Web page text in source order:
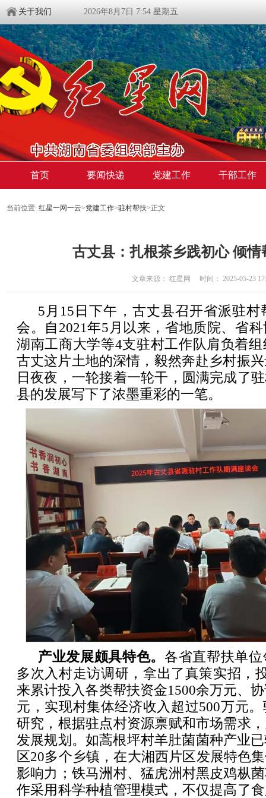
关于我们 2026年8月7日 7:54 星期五
首页 要闻快递 党建工作 干部工作
当前位置: 红星一网一云>党建工作>驻村帮扶>正文
古丈县：扎根茶乡践初心 倾情
文章来源： 红星网 时间： 2025-05-23
5月15日下午，古丈县召开省派驻
会。自2021年5月以来，省地质院、省
湖南工商大学等4支驻村工作队肩负着
古丈这片土地的深情，毅然奔赴乡村振
日夜夜，一轮接着一轮干，圆满完成了
县的发展写下了浓墨重彩的一笔。
产业发展颇具特色。 各省直帮扶单
多次入村走访调研，拿出了真策实招，
来累计投入各类帮扶资金1500余万元、
元，实现村集体经济收入超过500万元
研究，根据驻点村资源禀赋和市场需求
发展规划。如蒿根坪村羊肚菌菌种产业
区20多个乡镇，在大湘西片区发展特色
影响力；铁马洲村、猛虎洲村黑皮鸡枞
作采用科学种植管理模式，不仅提高了